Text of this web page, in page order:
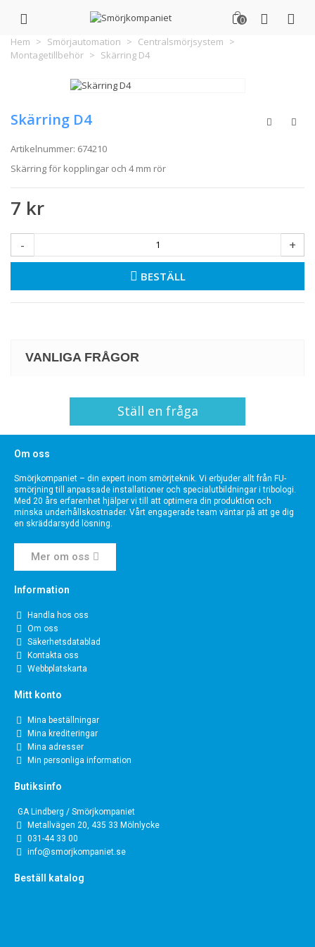
0
Hem > Smörjautomation > Centralsmörjsystem >
Montagetillbehör > Skärring D4
Skärring D4
Artikelnummer: 674210
Skärring för kopplingar och 4 mm rör
7 kr
- +
BESTÄLL
VANLIGA FRÅGOR
Ställ en fråga
Om oss
Smörjkompaniet – din expert inom smörjteknik. Vi erbjuder allt från FU-
smörjning till anpassade installationer och specialutbildningar i tribologi.
Med 20 års erfarenhet hjälper vi till att optimera din produktion och
minska underhållskostnader. Vårt engagerade team väntar på att ge dig
en skräddarsydd lösning.
Mer om oss
Information
Handla hos oss
Om oss
Säkerhetsdatablad
Kontakta oss
Webbplatskarta
Mitt konto
Mina beställningar
Mina krediteringar
Mina adresser
Min personliga information
Butiksinfo
GA Lindberg / Smörjkompaniet
Metallvägen 20, 435 33 Mölnlycke
031-44 33 00
info@smorjkompaniet.se
Beställ katalog